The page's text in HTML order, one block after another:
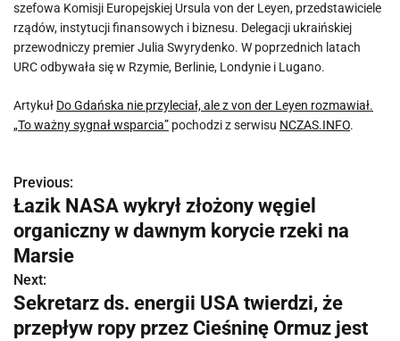
szefowa Komisji Europejskiej Ursula von der Leyen, przedstawiciele
rządów, instytucji finansowych i biznesu. Delegacji ukraińskiej
przewodniczy premier Julia Swyrydenko. W poprzednich latach
URC odbywała się w Rzymie, Berlinie, Londynie i Lugano.
Artykuł Do Gdańska nie przyleciał, ale z von der Leyen rozmawiał.
„To ważny sygnał wsparcia” pochodzi z serwisu NCZAS.INFO.
N
a
w
i
g
Previous:
Łazik NASA wykrył złożony węgiel
organiczny w dawnym korycie rzeki na
Marsie
Next:
Sekretarz ds. energii USA twierdzi, że
przepływ ropy przez Cieśninę Ormuz jest